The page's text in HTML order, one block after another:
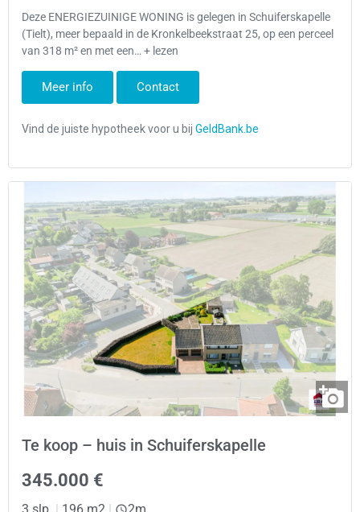
Deze ENERGIEZUINIGE WONING is gelegen in Schuiferskapelle
(Tielt), meer bepaald in de Kronkelbeekstraat 25, op een perceel
van 318 m² en met een… + lezen
Meer info Contact
Te koop – huis in Schuiferskapelle
345.000 €